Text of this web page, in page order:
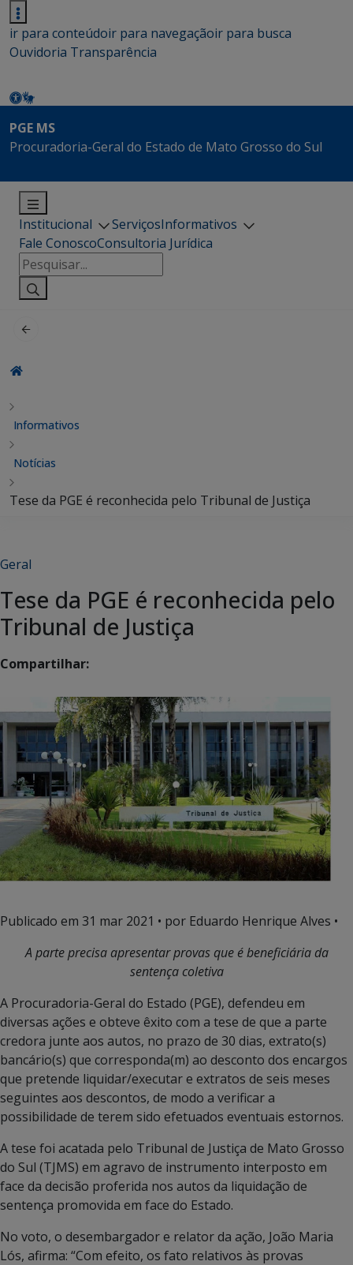
ir para conteúdoir para navegaçãoir para busca
Ouvidoria Transparência
PGE MS
Procuradoria-Geral do Estado de Mato Grosso do Sul
Institucional ServiçosInformativos
Fale ConoscoConsultoria Jurídica
Pesquisar
por:
Informativos
Notícias
Tese da PGE é reconhecida pelo Tribunal de Justiça
Geral
Tese da PGE é reconhecida pelo
Tribunal de Justiça
Compartilhar:
Publicado em 31 mar 2021 • por Eduardo Henrique Alves •
A parte precisa apresentar provas que é beneficiária da
sentença coletiva
A Procuradoria-Geral do Estado (PGE), defendeu em
diversas ações e obteve êxito com a tese de que a parte
credora junte aos autos, no prazo de 30 dias, extrato(s)
bancário(s) que corresponda(m) ao desconto dos encargos
que pretende liquidar/executar e extratos de seis meses
seguintes aos descontos, de modo a verificar a
possibilidade de terem sido efetuados eventuais estornos.
A tese foi acatada pelo Tribunal de Justiça de Mato Grosso
do Sul (TJMS) em agravo de instrumento interposto em
face da decisão proferida nos autos da liquidação de
sentença promovida em face do Estado.
No voto, o desembargador e relator da ação, João Maria
Lós, afirma: “Com efeito, os fato relativos às provas